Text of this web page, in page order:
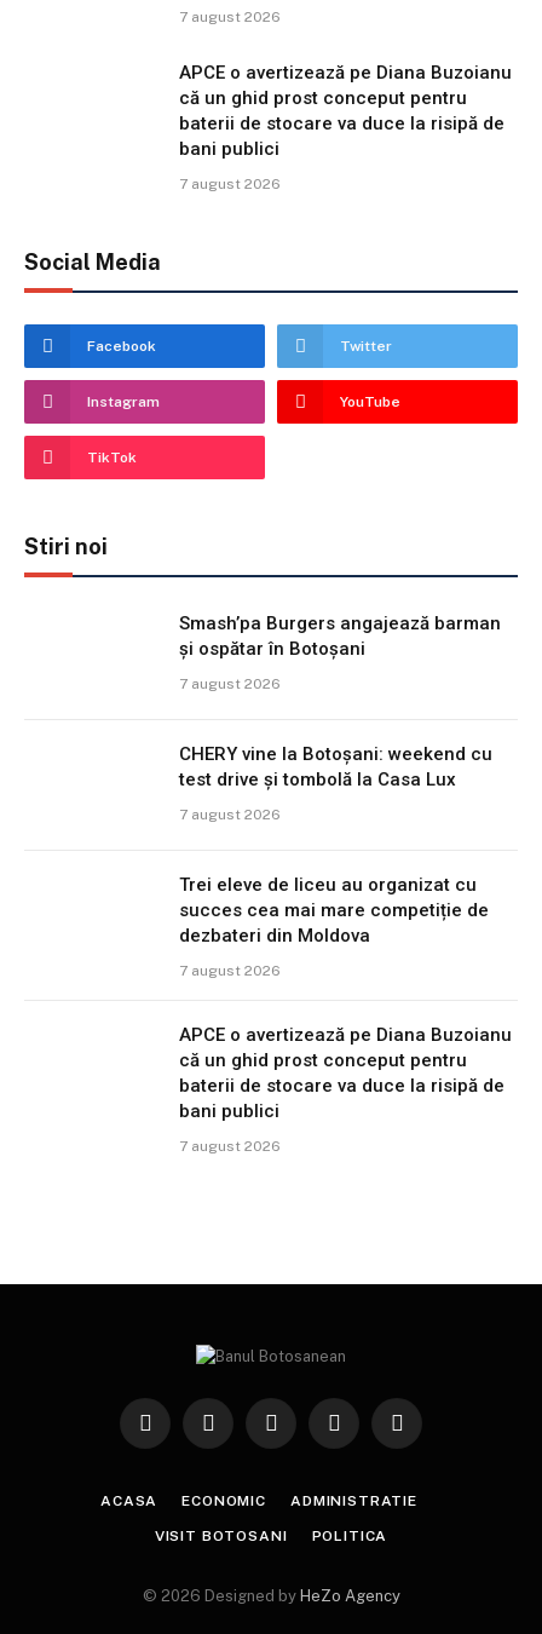
7 august 2026
APCE o avertizează pe Diana Buzoianu
că un ghid prost conceput pentru
baterii de stocare va duce la risipă de
bani publici
7 august 2026
Social Media
Facebook Twitter
Instagram YouTube
TikTok
Stiri noi
Smash’pa Burgers angajează barman
și ospătar în Botoșani
7 august 2026
CHERY vine la Botoșani: weekend cu
test drive și tombolă la Casa Lux
7 august 2026
Trei eleve de liceu au organizat cu
succes cea mai mare competiție de
dezbateri din Moldova
7 august 2026
APCE o avertizează pe Diana Buzoianu
că un ghid prost conceput pentru
baterii de stocare va duce la risipă de
bani publici
7 august 2026
Facebook
X
InstagramYouTubeTikTok
ACASA ECONOMIC ADMINISTRATIE
VISIT BOTOSANI POLITICA
© 2026 Designed by HeZo Agency